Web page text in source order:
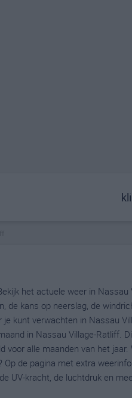
het actuele weer in Nassau
de kans op neerslag, de
kunt verwachten in Nassau
in Nassau Village-Ratliff.
alle maanden van het jaar.
de pagina met extra
UV-kracht, de luchtdruk en